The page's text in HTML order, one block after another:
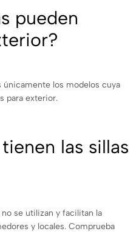
pueden
únicamente los modelos cuya
para exterior.
las sillas
se utilizan y facilitan la
y locales. Comprueba